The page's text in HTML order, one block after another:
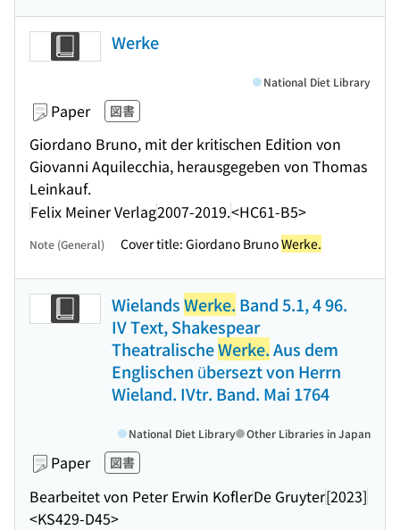
Werke
Paper 図書
Giordano Bruno, mit der kritischen Edition von
Giovanni Aquilecchia, herausgegeben von Thomas
Leinkauf.
Felix Meiner Verlag2007-2019.<HC61-B5>
National Diet Library
Note (General) Cover title: Giordano BrunoWerke.
WielandsWerke. Band 5.1, 4 96.
IV Text, Shakespear
TheatralischeWerke.Aus dem
Englischen übersezt von Herrn
Wieland. IVtr. Band. Mai 1764
Paper 図書
Bearbeitet von Peter Erwin KoflerDe Gruyter[2023]
<KS429-D45>
National Diet Library Other Libraries in Japan